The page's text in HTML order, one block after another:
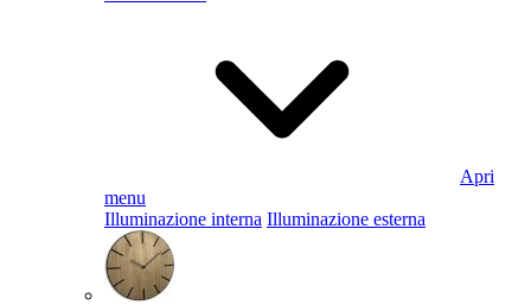
Apri
menu
Illuminazione interna Illuminazione esterna